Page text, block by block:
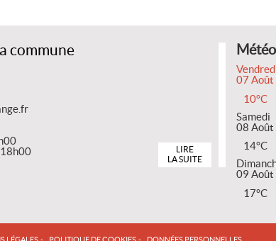
commune
18h00
LIRE
LA SUITE
Météo
07
10°C
Samedi
08
14°C
09
17°C